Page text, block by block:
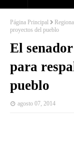
Página Principal
proyectos del pueblo
El
para
pueblo
agosto 07, 2014